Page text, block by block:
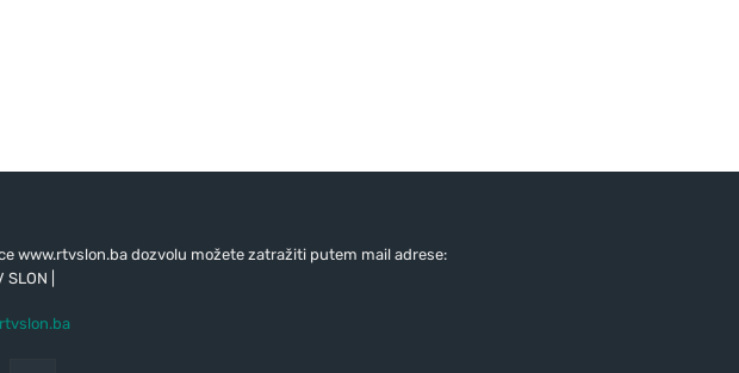
www.rtvslon.ba dozvolu možete zatražiti putem mail adrese:
|